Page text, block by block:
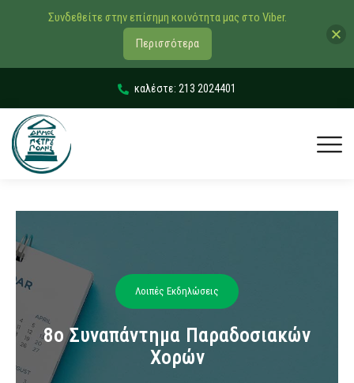
καλέστε: 213 2024401
Λοιπές Εκδηλώσεις
8ο Συναπάντημα Παραδοσιακών
Χορών
Συνδεθείτε στην επίσημη κοινότητα μας στο Viber.
Περισσότερα